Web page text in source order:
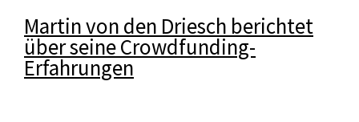
Martin von den Driesch berichtet
über seine Crowdfunding-
Erfahrungen